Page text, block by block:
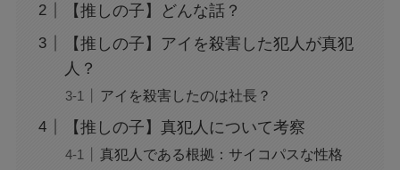
【推しの子】どんな話？
【推しの子】アイを殺害した犯人が真犯
人？
アイを殺害したのは社長？
【推しの子】真犯人について考察
真犯人である根拠：サイコパスな性格